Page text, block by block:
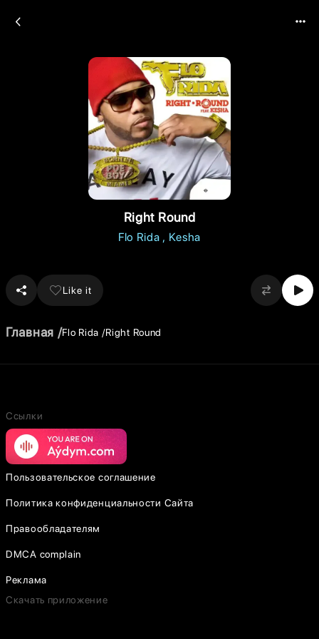
Right Round
Flo Rida Kesha
Like it
Главная Flo Rida Right Round
Ссылки
Пользовательское соглашение
Политика конфиденциальности Сайта
Правообладателям
DMCA complain
Реклама
Скачать приложение